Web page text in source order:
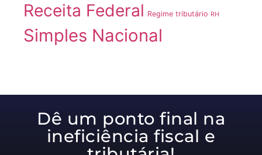
Receita Federal Regime tributário RH
Simples Nacional
Dê um ponto final na
ineficiência fiscal e